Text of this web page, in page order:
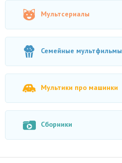
Мультсериалы
Семейные мультфильмы
Мультики про машинки
Сборники